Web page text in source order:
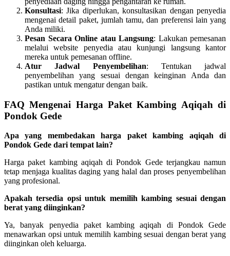
Konsultasi: Jika diperlukan, konsultasikan dengan penyedia
mengenai detail paket, jumlah tamu, dan preferensi lain yang
Anda miliki.
Pesan Secara Online atau Langsung: Lakukan pemesanan
melalui website penyedia atau kunjungi langsung kantor
mereka untuk pemesanan offline.
Atur Jadwal Penyembelihan: Tentukan jadwal
penyembelihan yang sesuai dengan keinginan Anda dan
pastikan untuk mengatur dengan baik.
FAQ Mengenai Harga Paket Kambing Aqiqah di
Pondok Gede
Apa yang membedakan harga paket kambing aqiqah di
Pondok Gede dari tempat lain?
Harga paket kambing aqiqah di Pondok Gede terjangkau namun
tetap menjaga kualitas daging yang halal dan proses penyembelihan
yang profesional.
Apakah tersedia opsi untuk memilih kambing sesuai dengan
berat yang diinginkan?
Ya, banyak penyedia paket kambing aqiqah di Pondok Gede
menawarkan opsi untuk memilih kambing sesuai dengan berat yang
diinginkan oleh keluarga.